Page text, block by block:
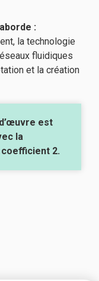
:
la technologie
fluidiques
et la création
est
la
2.